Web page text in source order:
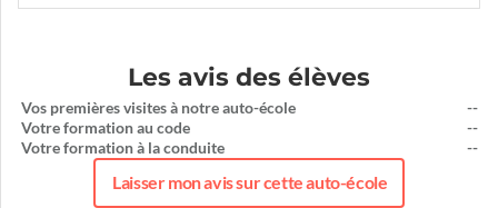
Les avis des élèves
Vos premières visites à notre auto-école
Votre formation au code
Votre formation à la conduite
--
--
--
Laisser mon avis sur cette auto-école